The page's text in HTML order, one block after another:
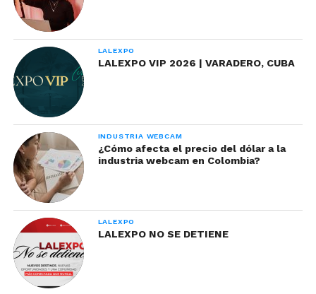
LALEXPO
LALEXPO VIP 2026 | VARADERO, CUBA
INDUSTRIA WEBCAM
¿Cómo afecta el precio del dólar a la
industria webcam en Colombia?
LALEXPO
LALEXPO NO SE DETIENE